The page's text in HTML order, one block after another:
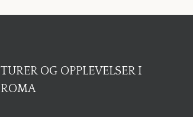
TURER OG OPPLEVELSER I
ROMA